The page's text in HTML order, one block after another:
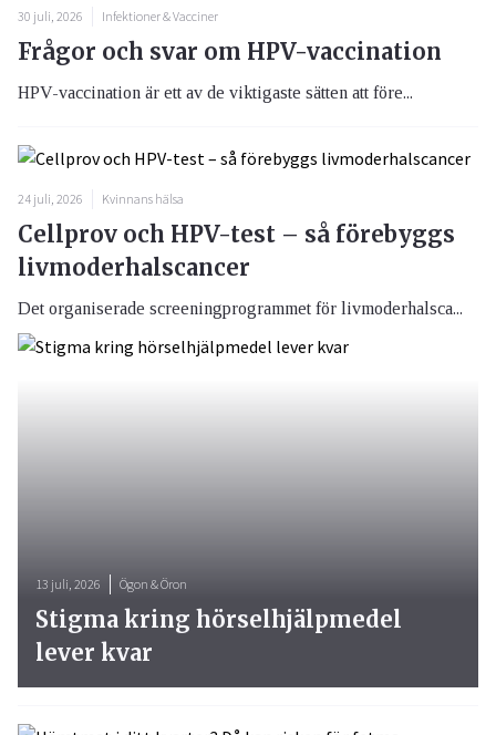
30 juli, 2026 Infektioner & Vacciner
Frågor och svar om HPV-vaccination
HPV-vaccination är ett av de viktigaste sätten att före...
24 juli, 2026 Kvinnans hälsa
Cellprov och HPV-test – så förebyggs
livmoderhalscancer
Det organiserade screeningprogrammet för livmoderhalsca...
13 juli, 2026 Ögon & Öron
Stigma kring hörselhjälpmedel
lever kvar